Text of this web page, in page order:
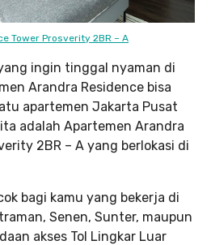
Tower Prosverity 2BR – A
ingin tinggal nyaman di
Arandra Residence bisa
apartemen Jakarta Pusat
adalah Apartemen Arandra
2BR – A yang berlokasi di
bagi kamu yang bekerja di
Senen, Sunter, maupun
akses Tol Lingkar Luar